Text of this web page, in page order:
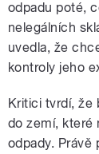
odpadu poté,
nelegálních
uvedla, že
kontroly jeho
Kritici tvrdí, že
do zemí, které
odpady. Právě